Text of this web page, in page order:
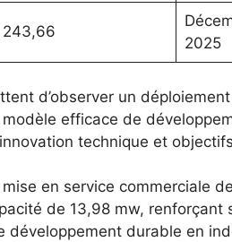
243,66
2025
d’observer un
efficace de
technique et